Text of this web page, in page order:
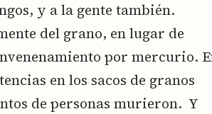
y a la gente también.
del grano, en lugar de
por mercurio.
en los sacos de granos
de personas murieron. Y